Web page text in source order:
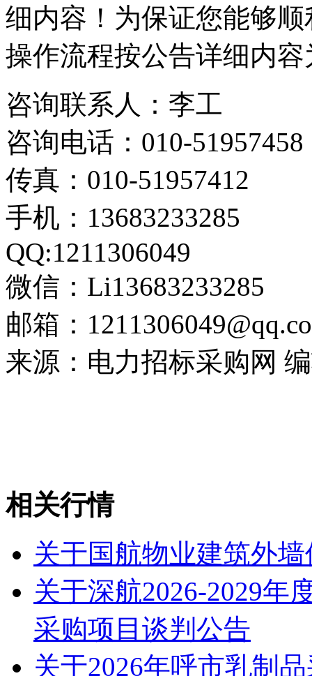
细内容！为保证您能够
操作流程按公告详细内容
咨询联系人：李工
咨询电话：010-51957458
传真：010-51957412
手机：13683233285
QQ:1211306049
微信：Li13683233285
邮箱：
来源：电力招标采购网
相关行情
关于国航物业建筑外
关于深航2026-2029年
采购项目谈判公告
关于2026年呼市乳制